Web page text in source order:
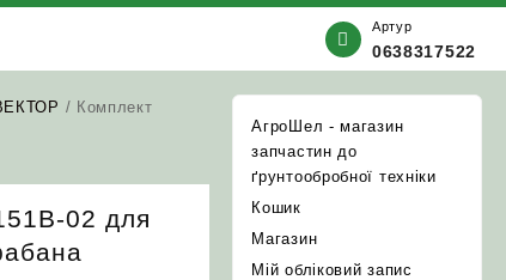
Артур
0638317522
/ Комплект
02 для
АгроШел - магазин
запчастин до
ґрунтообробної техніки
Кошик
Магазин
Мій обліковий запис